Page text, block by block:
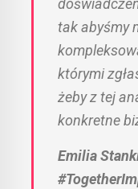
tak abyśmy
którymi
żeby z tej
konkretne
Emilia